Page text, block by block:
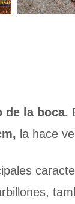
de la boca.
la hace